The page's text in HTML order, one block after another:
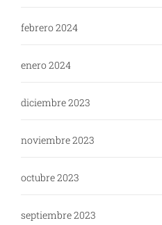
febrero 2024
enero 2024
diciembre 2023
noviembre 2023
octubre 2023
septiembre 2023